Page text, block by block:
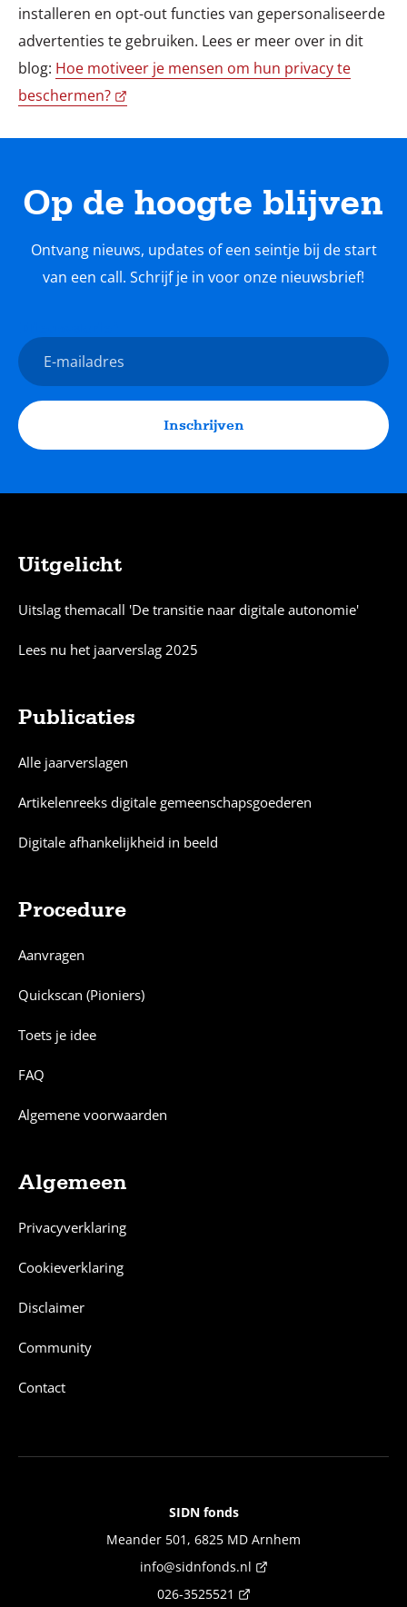
installeren en opt-out functies van gepersonaliseerde
advertenties te gebruiken. Lees er meer over in dit
blog: Hoe motiveer je mensen om hun privacy te
beschermen?
Op de hoogte blijven
Ontvang nieuws, updates of een seintje bij de start
van een call. Schrijf je in voor onze nieuwsbrief!
E-
mailadres
Inschrijven
Uitgelicht
Uitslag themacall 'De transitie naar digitale autonomie'
Lees nu het jaarverslag 2025
Publicaties
Alle jaarverslagen
Artikelenreeks digitale gemeenschapsgoederen
Digitale afhankelijkheid in beeld
Procedure
Aanvragen
Quickscan (Pioniers)
Toets je idee
FAQ
Algemene voorwaarden
Algemeen
Privacyverklaring
Cookieverklaring
Disclaimer
Community
Contact
SIDN fonds
Meander 501, 6825 MD Arnhem
info@sidnfonds.nl
026-3525521